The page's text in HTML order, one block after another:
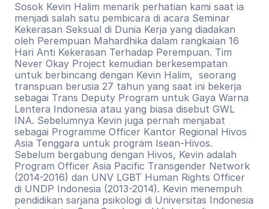
Sosok Kevin Halim menarik perhatian kami saat ia
menjadi salah satu pembicara di acara Seminar
Kekerasan Seksual di Dunia Kerja yang diadakan
oleh Perempuan Mahardhika dalam rangkaian 16
Hari Anti Kekerasan Terhadap Perempuan. Tim
Never Okay Project kemudian berkesempatan
untuk berbincang dengan Kevin Halim,  seorang
transpuan berusia 27 tahun yang saat ini bekerja
sebagai Trans Deputy Program untuk Gaya Warna
Lentera Indonesia atau yang biasa disebut GWL
INA. Sebelumnya Kevin juga pernah menjabat
sebagai Programme Officer Kantor Regional Hivos
Asia Tenggara untuk program Isean-Hivos.​
Sebelum bergabung dengan Hivos, Kevin adalah
Program Officer Asia Pacific Transgender Network
(2014-2016) dan UNV LGBT Human Rights Officer
di UNDP Indonesia (2013-2014). Kevin menempuh
pendidikan sarjana psikologi di Universitas Indonesia